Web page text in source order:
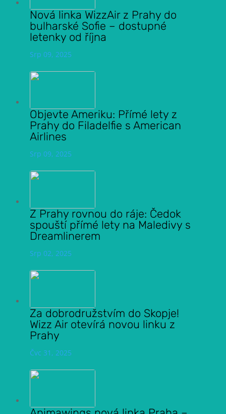
Nová linka WizzAir z Prahy do
bulharské Sofie – dostupné
letenky od října
Srp 09, 2025
Objevte Ameriku: Přímé lety z
Prahy do Filadelfie s American
Airlines
Srp 09, 2025
Z Prahy rovnou do ráje: Čedok
spouští přímé lety na Maledivy s
Dreamlinerem
Srp 02, 2025
Za dobrodružstvím do Skopje!
Wizz Air otevírá novou linku z
Prahy
Čvc 31, 2025